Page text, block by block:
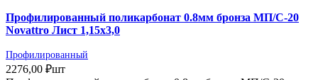
Профилированный поликарбонат 0.8мм бронза МП/С-20
Novattro Лист 1,15х3,0
Профилированный
2276,00 ₽шт